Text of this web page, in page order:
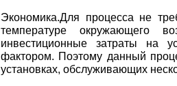
Экономика.Для процесса не
температуре окружающего
инвестиционные затраты на
фактором. Поэтому данный
установках, обслуживающих